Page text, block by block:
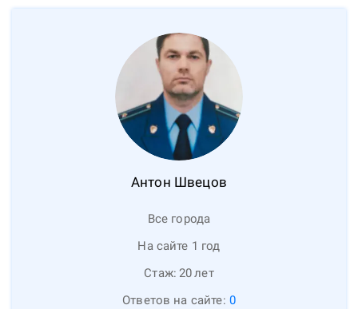
Антон Швецов
Все города
На сайте 1 год
Стаж: 20лет
Ответов на сайте: 0